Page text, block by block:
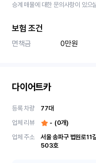
승계 매물에 대한 문의사항이 있으
보험 조건
면책금 0만원
다이어트카
등록 차량 77대
업체 리뷰
- (0개)
업체 주소
서울 송파구 법원로11길 11	문정현대지식산업센
503호